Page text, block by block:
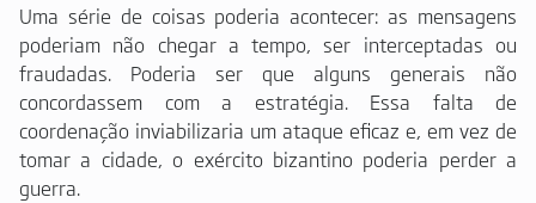
Uma série de coisas poderia acontecer: as mensagens
poderiam não chegar a tempo, ser interceptadas ou
fraudadas. Poderia ser que alguns generais não
concordassem com a estratégia. Essa falta de
coordenação inviabilizaria um ataque eficaz e, em vez de
tomar a cidade, o exército bizantino poderia perder a
guerra.